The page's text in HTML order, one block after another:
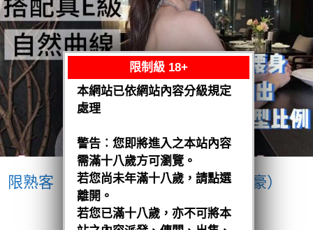
限熟客【南區】愛紗 越南$3200（豪）
閱讀全文
限制級 18+
本網站已依網站內容分級規定
處理
警告︰您即將進入之本站內容
需滿十八歲方可瀏覽。
若您尚未年滿十八歲，請點選
離開。
若您已滿十八歲，亦不可將本